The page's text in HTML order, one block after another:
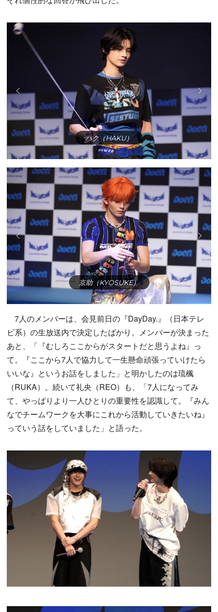
ハク（HAKU）
京助（KYOSUKE）
7人のメンバーは、会見前日の『DayDay.』（日本テレ
ビ系）の生放送内で決定したばかり。メンバーが決まった
あと、「『むしろここからがスタートだと思うよね』っ
て。『ここから7人で協力して一生懸命頑張っていけたら
いいな』というお話をしました」と明かしたのは琉楓
（RUKA）。続いて礼央（REO）も、「7人になってみ
て、やっぱりより一人ひとりの重要性を認識して。『みん
なでチームワークを大事にこれから活動していきたいね』
っていう話をしていました」と語った。